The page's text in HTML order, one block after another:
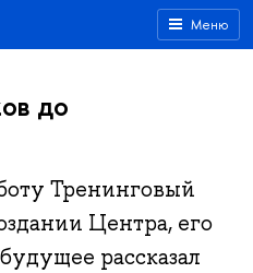
Меню
до
Тренинговый
Центра, его
рассказал